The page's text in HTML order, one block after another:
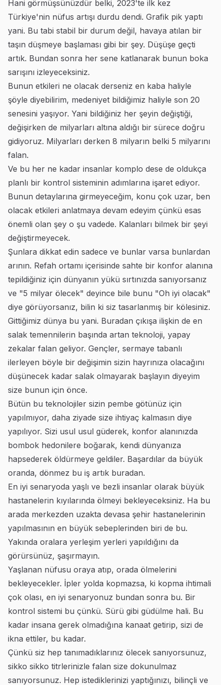
Hani görmüşsünüzdür belki, 2023'te ilk kez
Türkiye'nin nüfus artışı durdu dendi. Grafik pik yaptı
yani. Bu tabi stabil bir durum değil, havaya atılan bir
taşın düşmeye başlaması gibi bir şey. Düşüşe geçti
artık. Bundan sonra her sene katlanarak bunun boka
sarışını izleyeceksiniz.
Bunun etkileri ne olacak derseniz en kaba haliyle
şöyle diyebilirim, medeniyet bildiğimiz haliyle son 20
senesini yaşıyor. Yani bildiğiniz her şeyin değiştiği,
değişirken de milyarları altına aldığı bir sürece doğru
gidiyoruz. Milyarları derken 8 milyarın belki 5 milyarını
falan.
Ve bu her ne kadar insanlar komplo dese de oldukça
planlı bir kontrol sisteminin adımlarına işaret ediyor.
Bunun detaylarına girmeyeceğim, konu çok uzar, ben
olacak etkileri anlatmaya devam edeyim çünkü esas
önemli olan şey o şu vadede. Kalanları bilmek bir şeyi
değiştirmeyecek.
Şunlara dikkat edin sadece ve bunlar varsa bunlardan
arının. Refah ortamı içerisinde sahte bir konfor alanına
tepildiğiniz için dünyanın yükü sırtınızda sanıyorsanız
ve "5 milyar ölecek" deyince bile bunu "Oh iyi olacak"
diye görüyorsanız, bilin ki siz tasarlanmış bir kölesiniz.
Gittiğimiz dünya bu yani. Buradan çıkışa ilişkin de en
salak temennilerin başında artan teknoloji, yapay
zekalar falan geliyor. Gençler, sermaye tabanlı
ilerleyen böyle bir değişimin sizin hayrınıza olacağını
düşünecek kadar salak olmayarak başlayın diyeyim
size bunun için önce.
Bütün bu teknolojiler sizin pembe götünüz için
yapılmıyor, daha ziyade size ihtiyaç kalmasın diye
yapılıyor. Sizi usul usul güderek, konfor alanınızda
bombok hedonilere boğarak, kendi dünyanıza
hapsederek öldürmeye geldiler. Başardılar da büyük
oranda, dönmez bu iş artık buradan.
En iyi senaryoda yaşlı ve bezli insanlar olarak büyük
hastanelerin kıyılarında ölmeyi bekleyeceksiniz. Ha bu
arada merkezden uzakta devasa şehir hastanelerinin
yapılmasının en büyük sebeplerinden biri de bu.
Yakında oralara yerleşim yerleri yapıldığını da
görürsünüz, şaşırmayın.
Yaşlanan nüfusu oraya atıp, orada ölmelerini
bekleyecekler. İpler yolda kopmazsa, ki kopma ihtimali
çok olası, en iyi senaryonuz bundan sonra bu. Bir
kontrol sistemi bu çünkü. Sürü gibi güdülme hali. Bu
kadar insana gerek olmadığına kanaat getirip, sizi de
ikna ettiler, bu kadar.
Çünkü siz hep tanımadıklarınız ölecek sanıyorsunuz,
sikko sikko titrlerinizle falan size dokunulmaz
sanıyorsunuz. Hep istediklerinizi yaptığınızı, bilinçli ve